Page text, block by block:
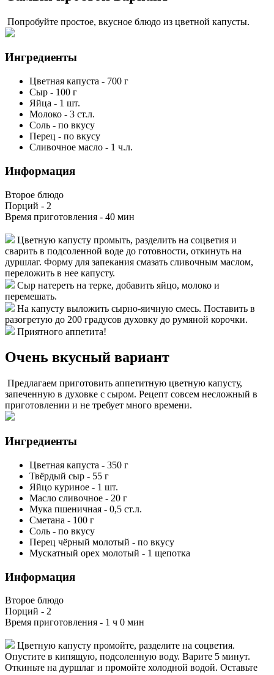
Попробуйте простое, вкусное блюдо из цветной капусты.
Ингредиенты
Цветная капуста - 700 г
Сыр - 100 г
Яйца - 1 шт.
Молоко - 3 ст.л.
Соль - по вкусу
Перец - по вкусу
Сливочное масло - 1 ч.л.
Информация
Второе блюдо
Порций - 2
Время приготовления - 40 мин
Цветную капусту промыть, разделить на соцветия и
сварить в подсоленной воде до готовности, откинуть на
дуршлаг. Форму для запекания смазать сливочным маслом,
переложить в нее капусту.
Сыр натереть на терке, добавить яйцо, молоко и
перемешать.
На капусту выложить сырно-яичную смесь. Поставить в
разогретую до 200 градусов духовку до румяной корочки.
Приятного аппетита!
Очень вкусный вариант
Предлагаем приготовить аппетитную цветную капусту,
запеченную в духовке с сыром. Рецепт совсем несложный в
приготовлении и не требует много времени.
Ингредиенты
Цветная капуста - 350 г
Твёрдый сыр - 55 г
Яйцо куриное - 1 шт.
Масло сливочное - 20 г
Мука пшеничная - 0,5 ст.л.
Сметана - 100 г
Соль - по вкусу
Перец чёрный молотый - по вкусу
Мускатный орех молотый - 1 щепотка
Информация
Второе блюдо
Порций - 2
Время приготовления - 1 ч 0 мин
Цветную капусту промойте, разделите на соцветия.
Опустите в кипящую, подсоленную воду. Варите 5 минут.
Откиньте на дуршлаг и промойте холодной водой. Оставьте